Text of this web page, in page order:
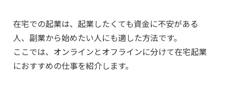
在宅での起業は、起業したくても資金に不安がある
人、副業から始めたい人にも適した方法です。
ここでは、オンラインとオフラインに分けて在宅起業
におすすめの仕事を紹介します。